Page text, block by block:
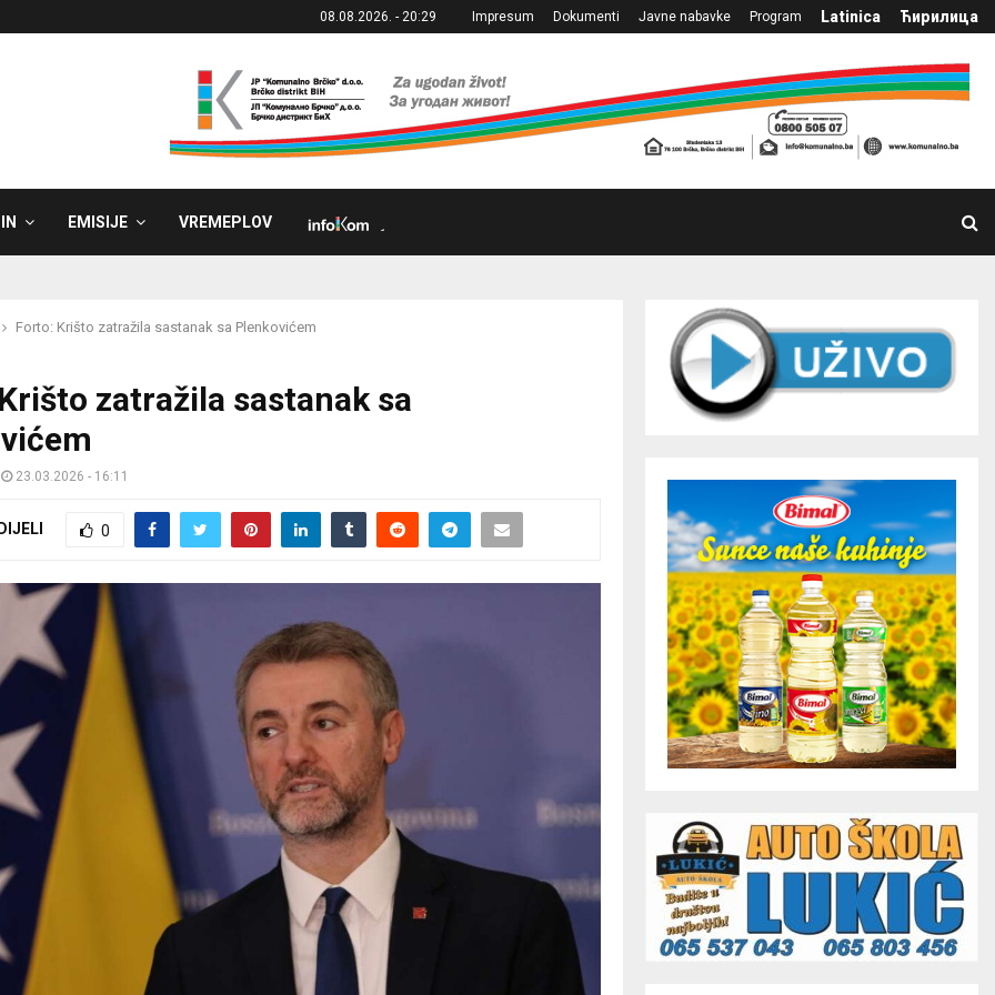
08.08.2026. - 20:29 Impresum Dokumenti Javne nabavke Program Latinica Ћирилица
EMISIJE VREMEPLOV
Forto: Krišto zatražila sastanak sa Plenkovićem
zatražila sastanak sa
23.03.2026 - 16:11
0